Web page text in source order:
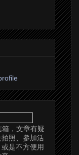
，文章有疑
照、參加活
是不方便用